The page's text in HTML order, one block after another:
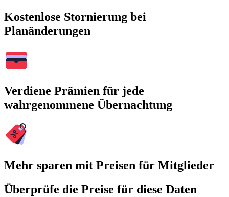
Kostenlose Stornierung bei
Planänderungen
Verdiene Prämien für jede
wahrgenommene Übernachtung
Mehr sparen mit Preisen für Mitglieder
Überprüfe die Preise für diese Daten